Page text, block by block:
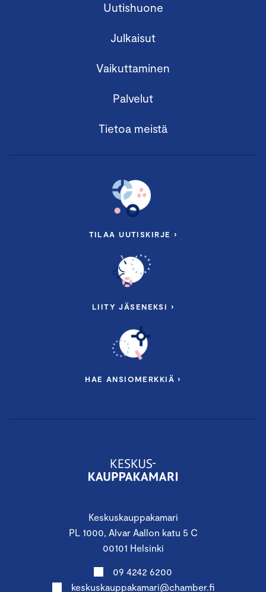
Keskuskauppakamari
PL 1000, Alvar Aallon katu 5 C
00101 Helsinki
09 4242 6200
keskuskauppakamari@chamber.fi
Uutishuone
Julkaisut
Vaikuttaminen
Palvelut
Tietoa meistä
TILAA UUTISKIRJE ›
LIITY JÄSENEKSI ›
HAE ANSIOMERKKIÄ ›